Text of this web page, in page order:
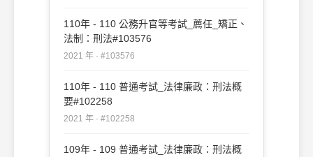
110年 - 110 公務升官等考試_薦任_矯正、
法制：刑法#103576
2021 年 · #103576
110年 - 110 普通考試_法律廉政：刑法概
要#102258
2021 年 · #102258
109年 - 109 普通考試_法律廉政：刑法概